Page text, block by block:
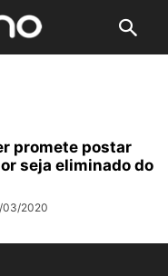
promete postar
seja eliminado do
03/2020